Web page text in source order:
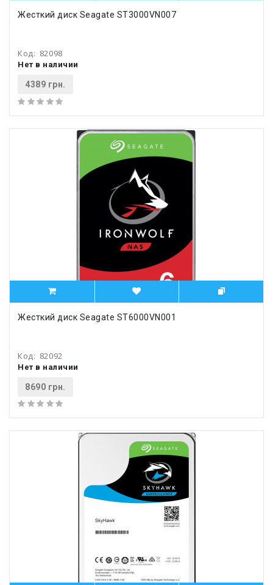
Жесткий диск Seagate ST3000VN007
Код: 82098
Нет в наличии
4389 грн.
Жесткий диск Seagate ST6000VN001
Код: 82092
Нет в наличии
8690 грн.